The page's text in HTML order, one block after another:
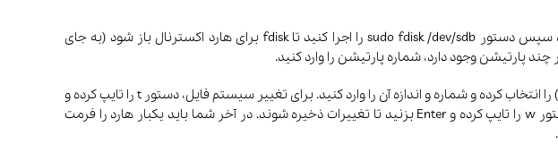
بعد از اتصال هارد به سیستم دستور sudo fdisk -l را اجرا کنید تا دیسک های متصل به هارد را شناسایی کنید سپس دستور sudo fdisk /dev/sdb را اجرا کنید تا fdisk برای هارد اکسترنال باز شود (به جای
برای ایجاد پارتیشن جدید، دستور n را تایپ کرده و Enter بزنید. نوع پارتیشن (p برای Primary یا e برای Extended) را انتخاب کرده و شماره و اندازه آن را وارد کنید. برای تغییر سیستم فایل، دستور t را تایپ کرده و
Enter بزنید و کد سیستم فایل مورد نظر را وارد کنید (مثلاً 83 برای Linux یا 7 برای NTFS). پس از اتمام کار، دستور w را تایپ کرده و Enter بزنید تا تغییرات ذخیره شوند. در آخر شما باید یکبار هارد را فرمت